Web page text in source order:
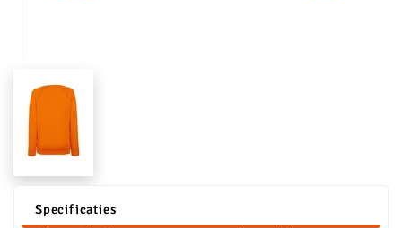
Specificaties